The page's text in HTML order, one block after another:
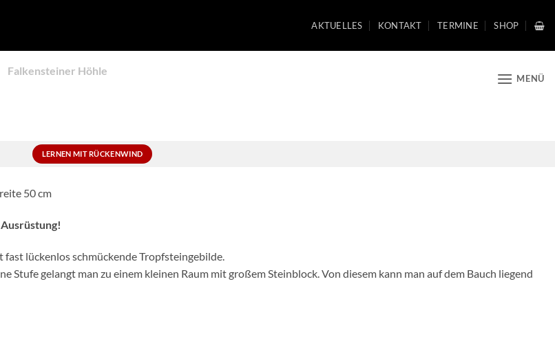
AKTUELLES KONTAKT TERMINE SHOP
Falkensteiner Höhle
MENÜ
LERNEN MIT RÜCKENWIND
50 cm
lückenlos schmückende Tropfsteingebilde.
Stufe gelangt man zu einem kleinen Raum mit großem Steinblock. Von diesem kann man auf dem Bauch liegend